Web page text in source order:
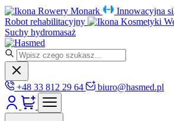
Rowery Monark
Innowacyjna
Robot rehabilitacyjny
Kosmetyki
Suchy hydromasaż
+48 33 812 29 64 biuro@hasmed.pl